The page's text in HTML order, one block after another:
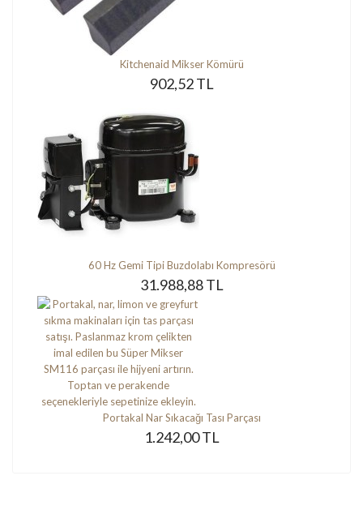
Kitchenaid Mikser Kömürü
902,52 TL
60 Hz Gemi Tipi Buzdolabı Kompresörü
31.988,88 TL
Portakal Nar Sıkacağı Tası Parçası
1.242,00 TL